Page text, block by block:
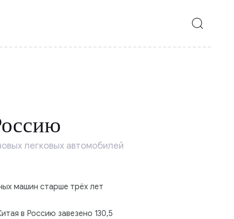
легковых автомобилей
машин старше трёх лет
в Россию завезено 130,5